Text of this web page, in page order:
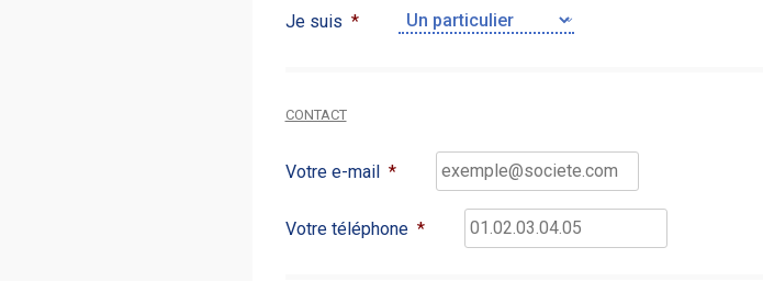
Je suis *
CONTACT
Votre e-mail *
Votre téléphone *